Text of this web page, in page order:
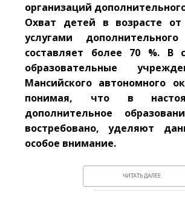
организаций
Охват детей в возрасте
услугами
составляет более 70 %. В
образовательные
Мансийского автономного
понимая, что в
дополнительное
востребовано, уделяют
особое внимание.
ЧИТАТЬ ДАЛЕЕ